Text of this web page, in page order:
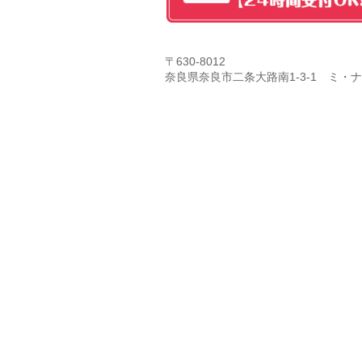
〒630-8012
奈良県奈良市二条大路南1-3-1 ミ・